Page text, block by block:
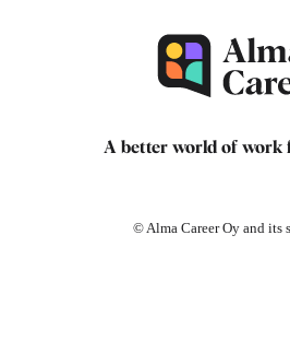
A better world of work
© Alma Career Oy and its